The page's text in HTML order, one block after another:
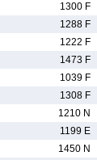
1300 F
1288 F
1222 F
1473 F
1039 F
1308 F
1210 N
1199 E
1450 N